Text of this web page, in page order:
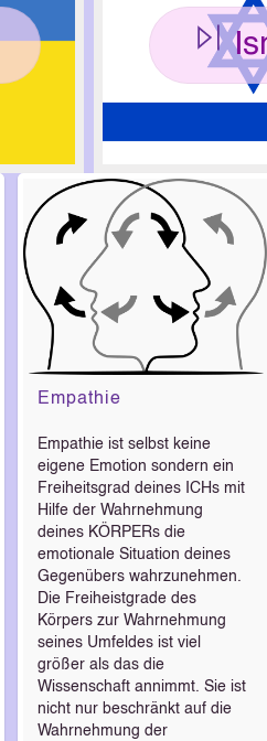
Empathie
Empathie ist selbst keine
eigene Emotion sondern ein
Freiheitsgrad deines ICHs mit
Hilfe der Wahrnehmung
deines KÖRPERs die
emotionale Situation deines
Gegenübers wahrzunehmen.
Die Freiheistgrade des
Körpers zur Wahrnehmung
seines Umfeldes ist viel
größer als das die
Wissenschaft annimmt. Sie ist
nicht nur beschränkt auf die
Wahrnehmung der